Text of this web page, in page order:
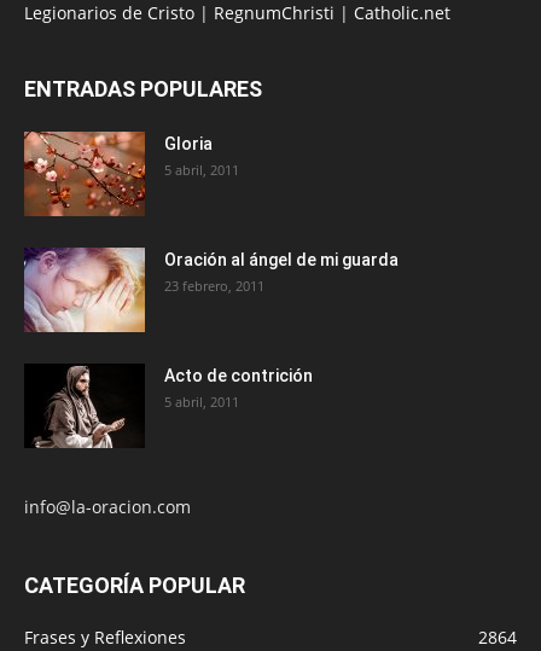
Legionarios de Cristo | RegnumChristi | Catholic.net
ENTRADAS POPULARES
Gloria
5 abril, 2011
Oración al ángel de mi guarda
23 febrero, 2011
Acto de contrición
5 abril, 2011
info@la-oracion.com
CATEGORÍA POPULAR
Frases y Reflexiones
2864